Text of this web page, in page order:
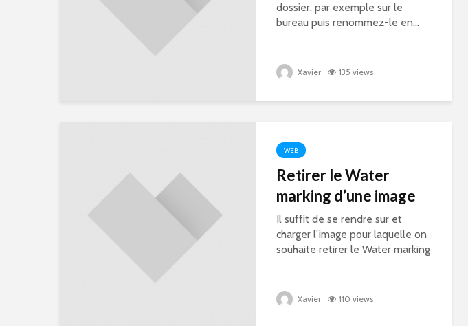
dossier, par exemple sur le
bureau puis renommez-le en...
Xavier 135 views
WEB
Retirer le Water
marking d’une image
Il suffit de se rendre sur et
charger l’image pour laquelle on
souhaite retirer le Water marking
Xavier 110 views